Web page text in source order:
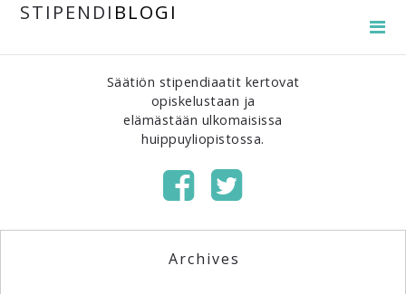
STIPENDI BLOGI
Säätiön stipendiaatit kertovat
opiskelustaan ja
elämästään ulkomaisissa
huippuyliopistossa.
Archives